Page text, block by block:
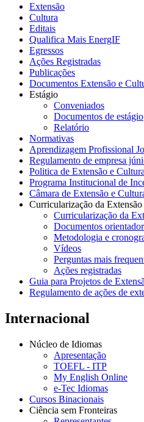
Extensão
Cultura
Editais
Qualifica Mais EnergIF
Egressos
Ações Registradas
Publicações
Documentos Extensão e
Estágio
Conveniados
Documentos de estágio
Relatório
Normativas
Aprendizagem Profissional
Regulamento de empresa
Politica de Extensão e Cultura
Programa Institucional de
Câmara de Extensão e
Curricularização da Extensão
Curricularização da
Documentos
Metodologia e
Vídeos
Perguntas mais
Ações registradas
Guia para Projetos de
Regulamento de ações de
Internacional
Núcleo de Idiomas
Apresentação
TOEFL - ITP
My English Online
e-Tec Idiomas
Cursos Binacionais
Ciência sem Fronteiras